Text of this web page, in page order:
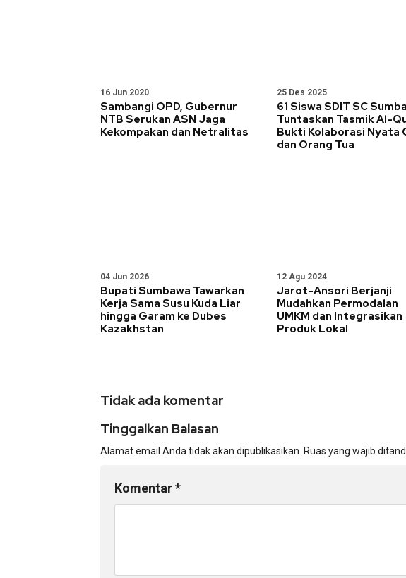
16 Jun 2020
Sambangi OPD, Gubernur
NTB Serukan ASN Jaga
Kekompakan dan Netralitas
25 Des 2025
61 Siswa SDIT SC
Tuntaskan Tasmik Al-
Bukti Kolaborasi Nyata
dan Orang Tua
04 Jun 2026
Bupati Sumbawa Tawarkan
Kerja Sama Susu Kuda Liar
hingga Garam ke Dubes
Kazakhstan
12 Agu 2024
Jarot-Ansori Berjanji
Mudahkan Permodalan
UMKM dan Integrasikan
Produk Lokal
Tidak ada komentar
Tinggalkan Balasan
Alamat email Anda tidak akan dipublikasikan. Ruas yang wajib
Komentar*